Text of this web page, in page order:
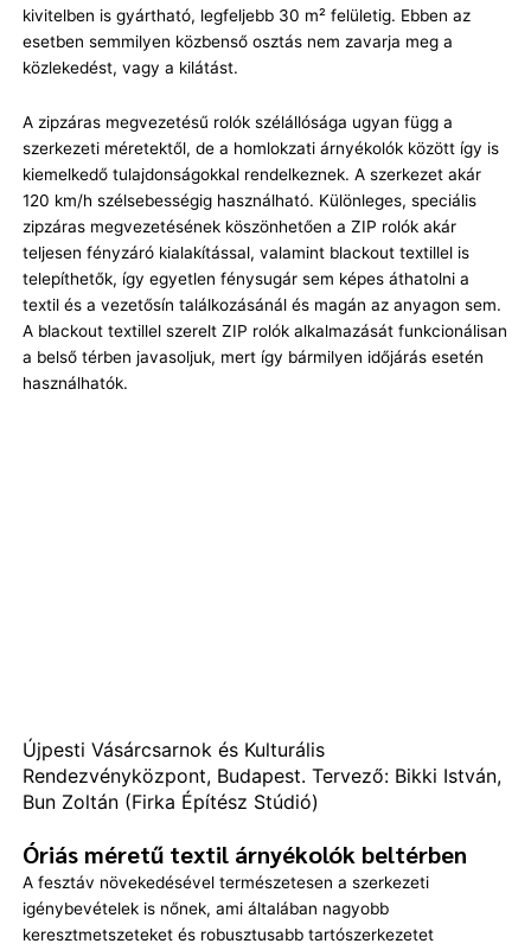
kivitelben is gyártható, legfeljebb 30 m² felületig. Ebben az
esetben semmilyen közbenső osztás nem zavarja meg a
közlekedést, vagy a kilátást.
A zipzáras megvezetésű rolók szélállósága ugyan függ a
szerkezeti méretektől, de a homlokzati árnyékolók között így is
kiemelkedő tulajdonságokkal rendelkeznek. A szerkezet akár
120 km/h szélsebességig használható. Különleges, speciális
zipzáras megvezetésének köszönhetően a ZIP rolók akár
teljesen fényzáró kialakítással, valamint blackout textillel is
telepíthetők, így egyetlen fénysugár sem képes áthatolni a
textil és a vezetősín találkozásánál és magán az anyagon sem.
A blackout textillel szerelt ZIP rolók alkalmazását funkcionálisan
a belső térben javasoljuk, mert így bármilyen időjárás esetén
használhatók.
Újpesti Vásárcsarnok és Kulturális
Rendezvényközpont, Budapest. Tervező: Bikki István,
Bun Zoltán (Firka Építész Stúdió)
Óriás méretű textil árnyékolók beltérben
A fesztáv növekedésével természetesen a szerkezeti
igénybevételek is nőnek, ami általában nagyobb
keresztmetszeteket és robusztusabb tartószerkezetet